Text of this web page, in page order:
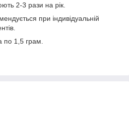
2-3 рази на рік.
при індивідуальній
по 1,5 грам.